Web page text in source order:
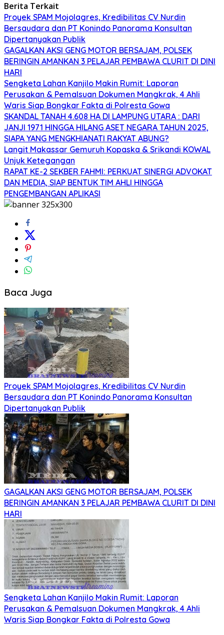
Berita Terkait
Proyek SPAM Mojolagres, Kredibilitas CV Nurdin
Bersaudara dan PT Konindo Panorama Konsultan
Dipertanyakan Publik
GAGALKAN AKSI GENG MOTOR BERSAJAM, POLSEK
BERINGIN AMANKAN 3 PELAJAR PEMBAWA CLURIT DI DINI
HARI
Sengketa Lahan Kanjilo Makin Rumit: Laporan
Perusakan & Pemalsuan Dokumen Mangkrak, 4 Ahli
Waris Siap Bongkar Fakta di Polresta Gowa
SKANDAL TANAH 4.608 HA DI LAMPUNG UTARA : DARI
JANJI 1971 HINGGA HILANG ASET NEGARA TAHUN 2025,
SIAPA YANG MENGKHIANATI RAKYAT ABUNG?
Langit Makassar Gemuruh Kopaska & Srikandi KOWAL
Unjuk Ketegangan
RAPAT KE-2 SEKBER FAHMI: PERKUAT SINERGI ADVOKAT
DAN MEDIA, SIAP BENTUK TIM AHLI HINGGA
PENGEMBANGAN APLIKASI
Baca Juga
Proyek SPAM Mojolagres, Kredibilitas CV Nurdin
Bersaudara dan PT Konindo Panorama Konsultan
Dipertanyakan Publik
GAGALKAN AKSI GENG MOTOR BERSAJAM, POLSEK
BERINGIN AMANKAN 3 PELAJAR PEMBAWA CLURIT DI DINI
HARI
Sengketa Lahan Kanjilo Makin Rumit: Laporan
Perusakan & Pemalsuan Dokumen Mangkrak, 4 Ahli
Waris Siap Bongkar Fakta di Polresta Gowa